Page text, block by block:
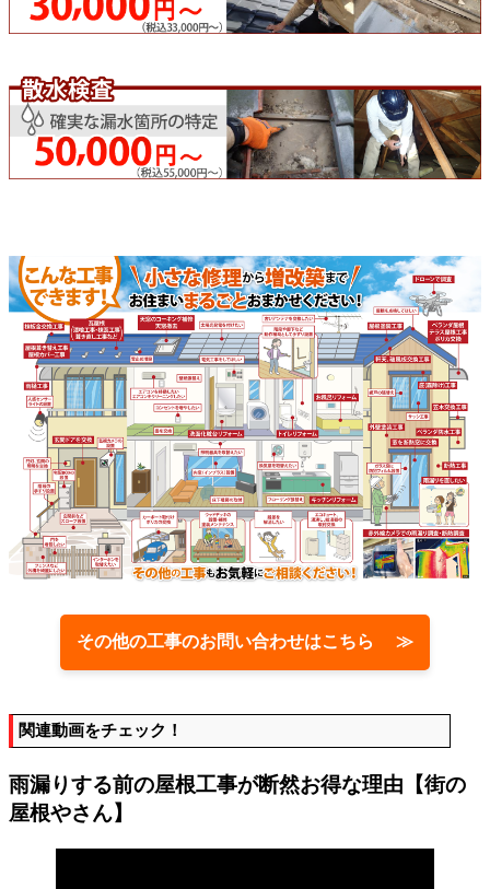
その他の工事のお問い合わせはこちら ≫
関連動画をチェック！
雨漏りする前の屋根工事が断然お得な理由【街の
屋根やさん】